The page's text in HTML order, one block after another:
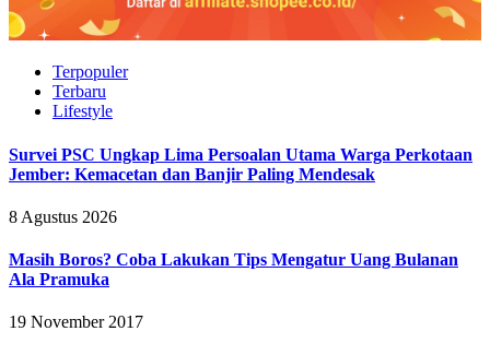
Terpopuler
Terbaru
Lifestyle
Survei PSC Ungkap Lima Persoalan Utama Warga Perkotaan
Jember: Kemacetan dan Banjir Paling Mendesak
8 Agustus 2026
Masih Boros? Coba Lakukan Tips Mengatur Uang Bulanan
Ala Pramuka
19 November 2017